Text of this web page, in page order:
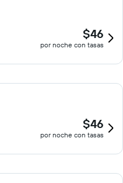
$46
por noche con tasas
$46
por noche con tasas